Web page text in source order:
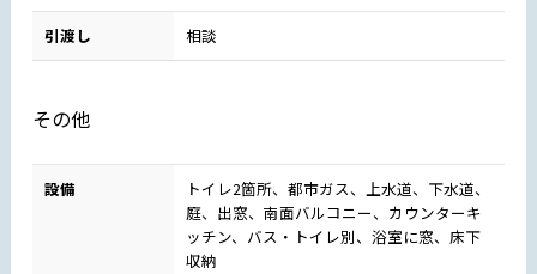
引渡し 相談
その他
設備
トイレ2箇所、都市ガス、上水道、下水道、
庭、出窓、南面バルコニー、カウンターキ
ッチン、バス・トイレ別、浴室に窓、床下
収納